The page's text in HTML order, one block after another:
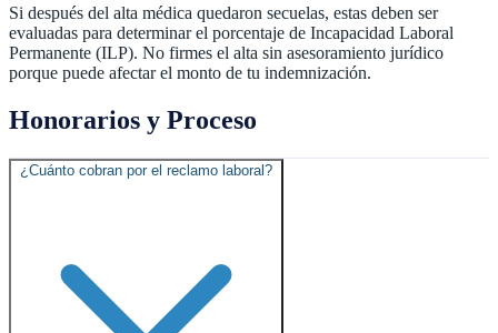
Si después del alta médica quedaron secuelas, estas deben ser
evaluadas para determinar el porcentaje de Incapacidad Laboral
Permanente (ILP). No firmes el alta sin asesoramiento jurídico
porque puede afectar el monto de tu indemnización.
Honorarios y Proceso